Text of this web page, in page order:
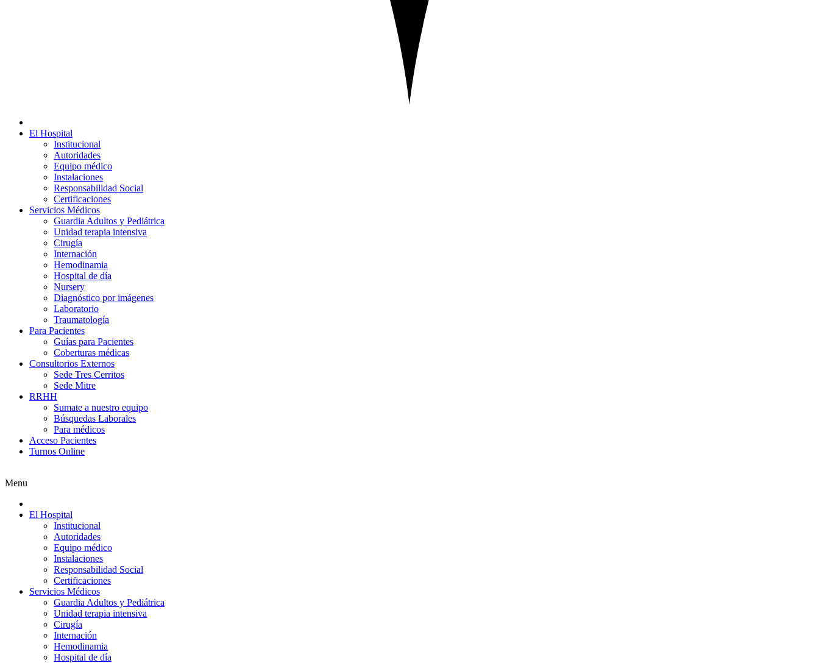
El Hospital
Institucional
Autoridades
Equipo médico
Instalaciones
Responsabilidad Social
Certificaciones
Servicios Médicos
Guardia Adultos y Pediátrica
Unidad terapia intensiva
Cirugía
Internación
Hemodinamia
Hospital de día
Nursery
Diagnóstico por imágenes
Laboratorio
Traumatología
Para Pacientes
Guías para Pacientes
Coberturas médicas
Consultorios Externos
Sede Tres Cerritos
Sede Mitre
RRHH
Sumate a nuestro equipo
Búsquedas Laborales
Para médicos
Acceso Pacientes
Turnos Online
Menu
El Hospital
Institucional
Autoridades
Equipo médico
Instalaciones
Responsabilidad Social
Certificaciones
Servicios Médicos
Guardia Adultos y Pediátrica
Unidad terapia intensiva
Cirugía
Internación
Hemodinamia
Hospital de día